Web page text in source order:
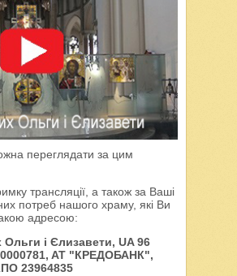
переглядати за цим
трансляції, а також за Ваші
потреб нашого храму, які Ви
адресою:
і Єлизавети, UA 96
AT "КРЕДОБАНК",
23964835